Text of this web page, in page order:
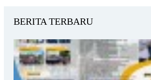
BERITA TERBARU